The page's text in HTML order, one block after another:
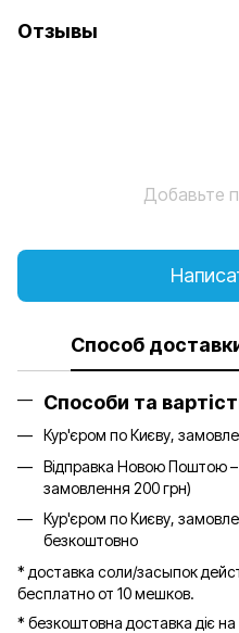
Отзывы
Добавьте
Способ
Способи та
Кур'єром по Києву,
Відправка Новою Поштою –
замовлення 200 грн)
Кур'єром по Києву,
безкоштовно
* доставка соли/засыпок
бесплатно от 10 мешков.
* безкоштовна доставка діє на